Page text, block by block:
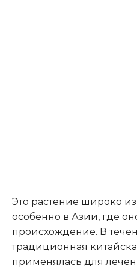
Это растение широко
особенно в Азии, где
происхождение. В
традиционная
применялась для